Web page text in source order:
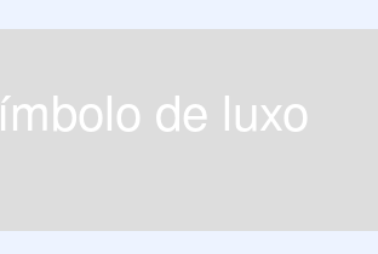
símbolo de luxo